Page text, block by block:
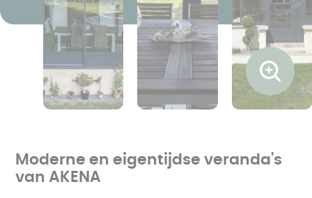
Ouvrir
Moderne en eigentijdse veranda's
van AKENA